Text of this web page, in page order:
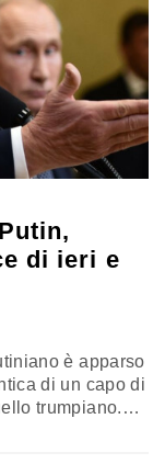
di ieri e
è apparso
di un capo di
trumpiano.